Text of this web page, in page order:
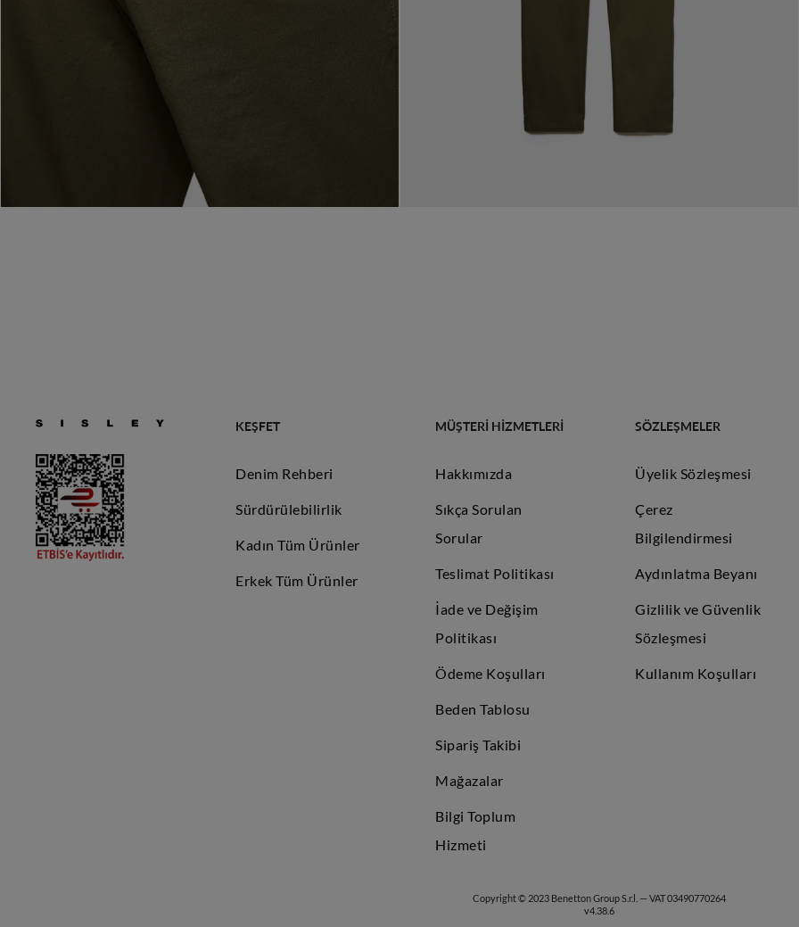
KEŞFET
Denim Rehberi
Sürdürülebilirlik
Kadın Tüm Ürünler
Erkek Tüm Ürünler
MÜŞTERİ HİZMETLERİ
Hakkımızda
Sıkça Sorulan
Sorular
Teslimat Politikası
İade ve Değişim
Politikası
Ödeme Koşulları
Beden Tablosu
Sipariş Takibi
Mağazalar
Bilgi Toplum
Hizmeti
SÖZLEŞMELER
Üyelik Sözleşmesi
Çerez
Bilgilendirmesi
Aydınlatma Beyanı
Gizlilik ve Güvenlik
Sözleşmesi
Kullanım Koşulları
Copyright © 2023 Benetton Group S.r.l. — VAT 03490770264
v4.38.6